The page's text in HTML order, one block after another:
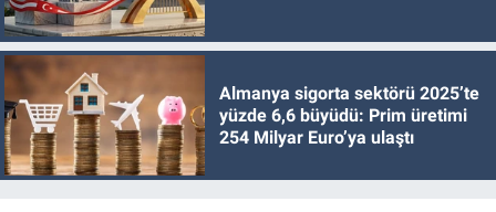
Almanya sigorta sektörü 2025’te
yüzde 6,6 büyüdü: Prim üretimi
254 Milyar Euro’ya ulaştı